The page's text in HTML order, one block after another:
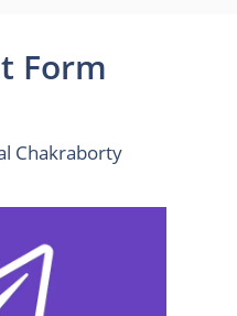
Form
Chakraborty